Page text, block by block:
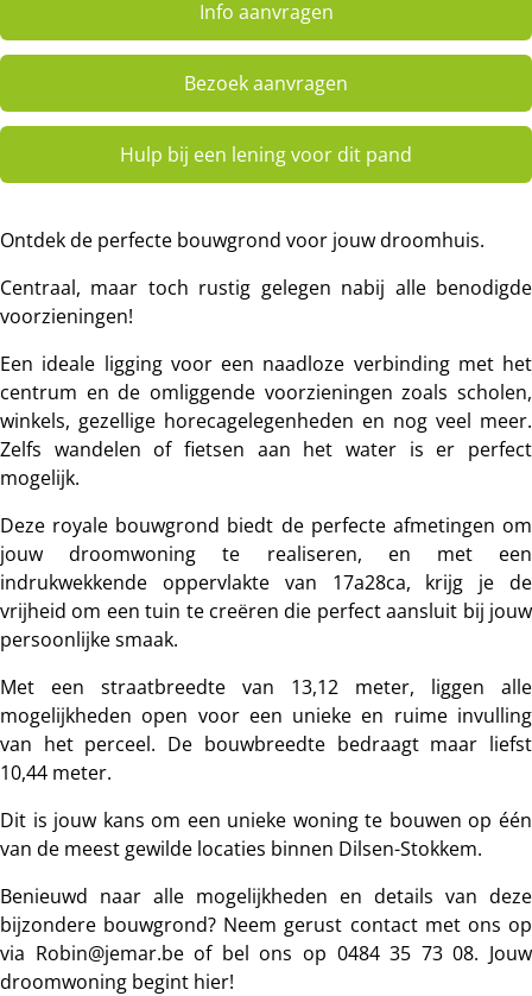
Info aanvragen
Bezoek aanvragen
Hulp bij een lening voor dit pand
Ontdek de perfecte bouwgrond voor jouw droomhuis.
Centraal, maar toch rustig gelegen nabij alle benodigde
voorzieningen!
Een ideale ligging voor een naadloze verbinding met het
centrum en de omliggende voorzieningen zoals scholen,
winkels, gezellige horecagelegenheden en nog veel meer.
Zelfs wandelen of fietsen aan het water is er perfect
mogelijk.
Deze royale bouwgrond biedt de perfecte afmetingen om
jouw droomwoning te realiseren, en met een
indrukwekkende oppervlakte van 17a28ca, krijg je de
vrijheid om een tuin te creëren die perfect aansluit bij jouw
persoonlijke smaak.
Met een straatbreedte van 13,12 meter, liggen alle
mogelijkheden open voor een unieke en ruime invulling
van het perceel. De bouwbreedte bedraagt maar liefst
10,44 meter.
Dit is jouw kans om een unieke woning te bouwen op één
van de meest gewilde locaties binnen Dilsen-Stokkem.
Benieuwd naar alle mogelijkheden en details van deze
bijzondere bouwgrond? Neem gerust contact met ons op
via Robin@jemar.be of bel ons op 0484 35 73 08. Jouw
droomwoning begint hier!